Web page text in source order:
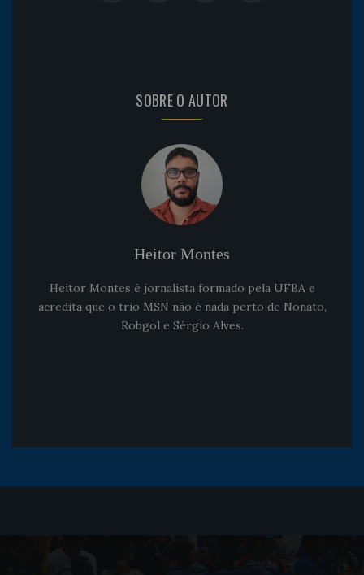
SOBRE O AUTOR
Heitor Montes
Heitor Montes é jornalista formado pela UFBA e
acredita que o trio MSN não é nada perto de Nonato,
Robgol e Sérgio Alves.